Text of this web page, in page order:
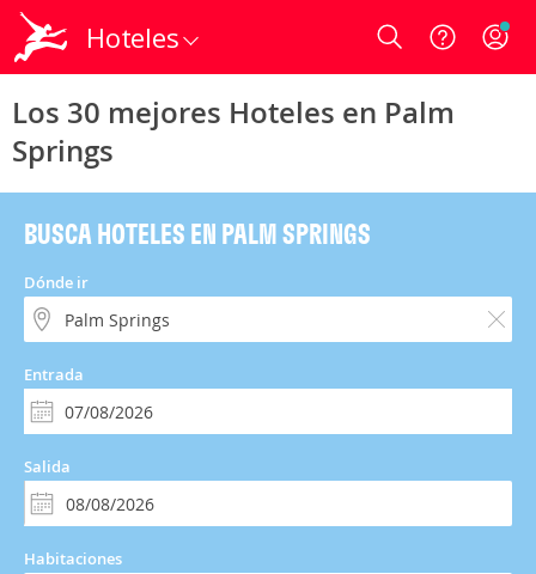
Hoteles Login
Los 30 mejores Hoteles en Palm
Springs
BUSCA HOTELES EN PALM SPRINGS
Dónde ir
Entrada
Salida
Habitaciones